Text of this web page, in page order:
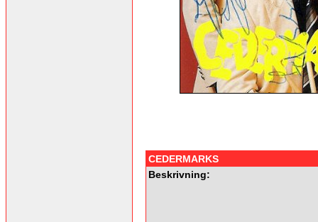
CEDERMARKS
Beskrivning: